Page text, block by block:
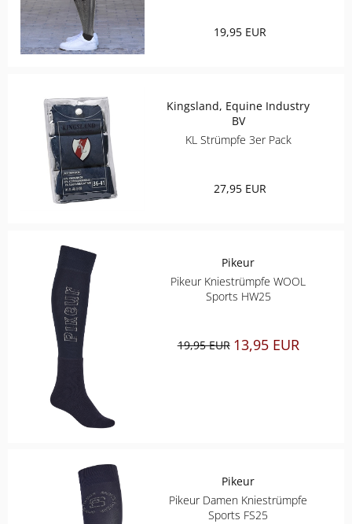
19,95 EUR
Kingsland, Equine Industry
BV
KL Strümpfe 3er Pack
27,95 EUR
Pikeur
Pikeur Kniestrümpfe WOOL
Sports HW25
19,95 EUR 13,95 EUR
Pikeur
Pikeur Damen Kniestrümpfe
Sports FS25
ELT
DIE SPIEGELBURG
ACAVALLO
BACK ON TRACK
BÜMAG
CASCO
CAVALLERIA TOSCANA
CHRIST
ESKADRON
FAIR PLAY
KAVALKADE